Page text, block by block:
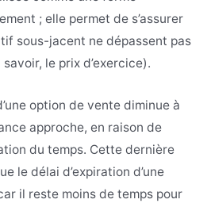
; elle permet de s’assurer
sous-jacent ne dépassent pas
le prix d’exercice).
option de vente diminue à
approche, en raison de
du temps. Cette dernière
le délai d’expiration d’une
il reste moins de temps pour